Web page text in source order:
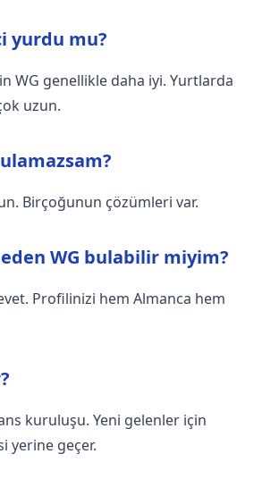
yurdu mu?
WG genellikle daha iyi. Yurtlarda
uzun.
Birçoğunun çözümleri var.
WG bulabilir miyim?
Profilinizi hem Almanca hem
kuruluşu. Yeni gelenler için
yerine geçer.